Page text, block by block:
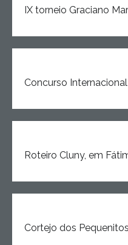
IX torneio Graciano
Concurso
Roteiro Cluny, em
Cortejo dos Pequenitos